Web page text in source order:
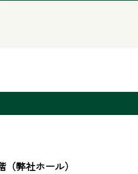
弊社ホール）